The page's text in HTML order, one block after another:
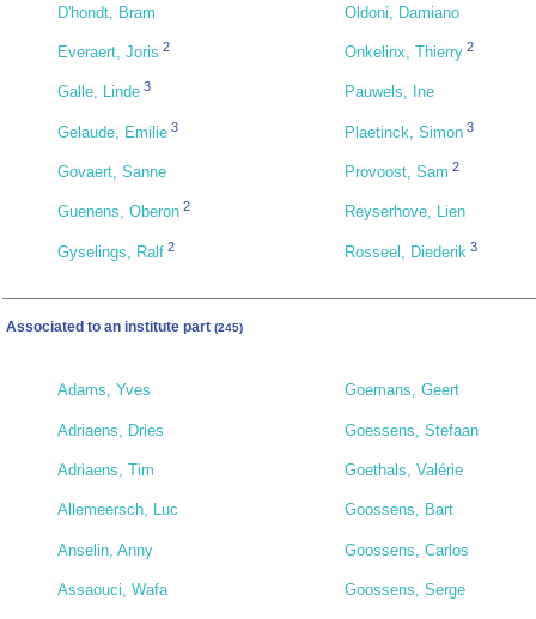
D'hondt, Bram
Everaert, Joris 2
Galle, Linde 3
Gelaude, Emilie 3
Govaert, Sanne
Guenens, Oberon 2
Gyselings, Ralf 2
Oldoni, Damiano
Onkelinx, Thierry 2
Pauwels, Ine
Plaetinck, Simon 3
Provoost, Sam 2
Reyserhove, Lien
Rosseel, Diederik 3
Associated to an institute part (245)
Adams, Yves
Adriaens, Dries
Adriaens, Tim
Allemeersch, Luc
Anselin, Anny
Assaouci, Wafa
Goemans, Geert
Goessens, Stefaan
Goethals, Valérie
Goossens, Bart
Goossens, Carlos
Goossens, Serge